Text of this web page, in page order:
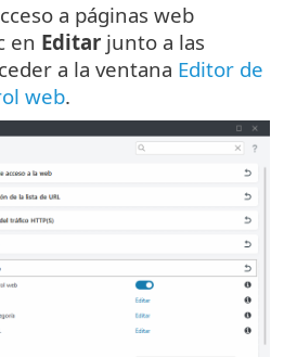
a páginas web
en Editar junto a las
a la ventana Editor de
web.